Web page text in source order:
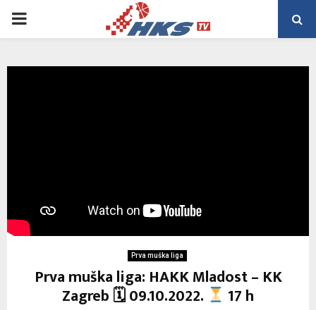
PRIMARY
Prva muška liga
Prva muška liga: HAKK Mladost – KK
Zagreb 🗓 09.10.2022. 17 h